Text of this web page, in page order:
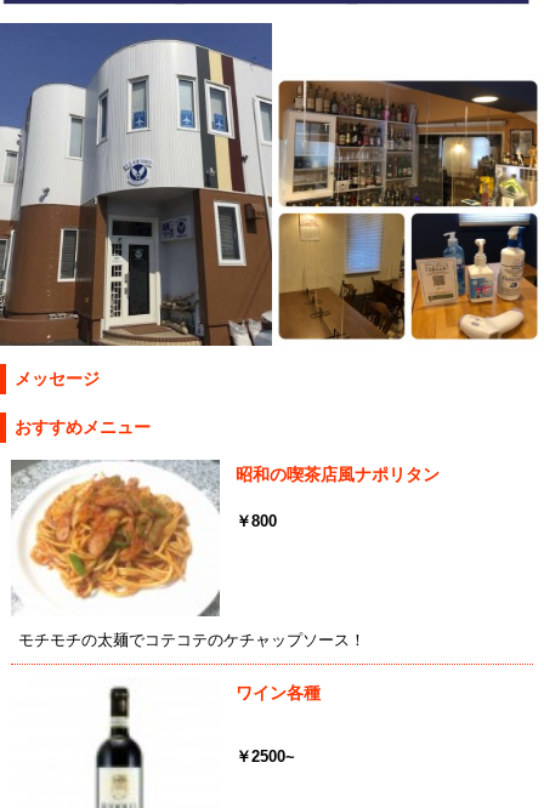
メッセージ
おすすめメニュー
昭和の喫茶店風ナポリタン
￥800
モチモチの太麺でコテコテのケチャップソース！
ワイン各種
￥2500~